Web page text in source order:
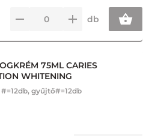
db
75ML CARIES
WHITENING
#=12db, gyűjtő#=12db